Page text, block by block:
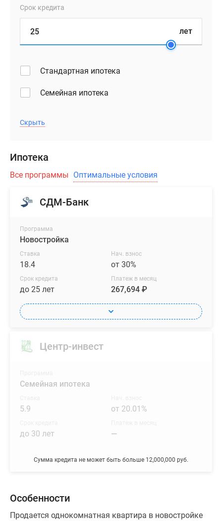
Срок кредита
лет
Стандартная ипотека
Семейная ипотека
Скрыть
Ипотека
Все программы Оптимальные условия
СДМ-Банк
Программа
Новостройка
Ставка
18.4
Нач. взнос
от 30%
Срок кредита
до 25 лет
Платеж в месяц
267,694 ₽
Центр-инвест
Сумма кредита не может быть больше 12,000,000 руб.
Семейная ипотека
5.9 от 20.01%
до 30 лет —
Особенности
Продается однокомнатная квартира в новостройке